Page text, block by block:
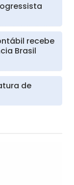
recebe
Brasil
de